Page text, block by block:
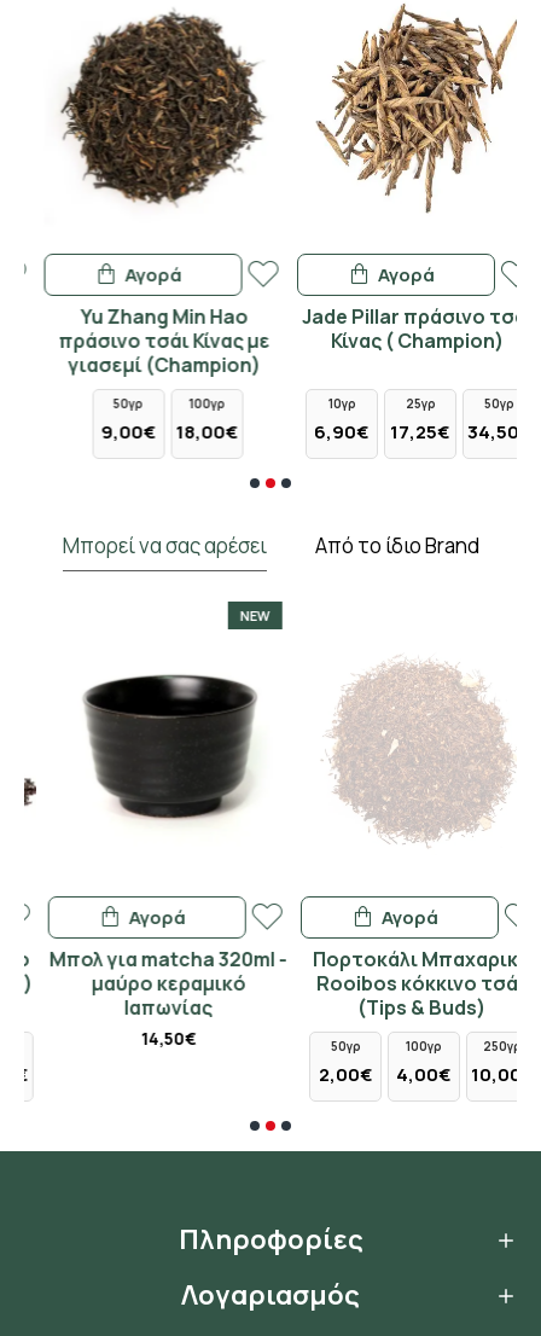
Yu Zhang Min Hao
πράσινο τσάι Κίνας με
γιασεμί (Champion)
50γρ
9,00€
100γρ
18,00€
Αγορά
Jade Pillar πράσινο τσάι
Κίνας ( Champion)
10γρ
6,90€
25γρ
17,25€
50γρ
34,50€
Αγορά
Μπορεί να σας αρέσει Από το ίδιο Brand
NEW
Μπολ για matcha 320ml -
μαύρο κεραμικό
Ιαπωνίας
14,50€
Αγορά
Πορτοκάλι Μπαχαρικά
Rooibos κόκκινο τσάι
(Tips & Buds)
50γρ
2,00€
100γρ
4,00€
250γρ
10,00€
Αγορά
Πληροφορίες
Λογαριασμός